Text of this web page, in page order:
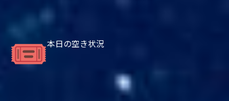
本日の空き状況